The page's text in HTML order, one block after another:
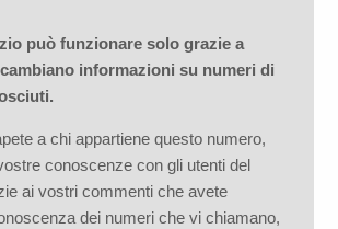
può funzionare solo grazie a
informazioni su numeri di
a chi appartiene questo numero,
conoscenze con gli utenti del
ai vostri commenti che avete
dei numeri che vi chiamano,